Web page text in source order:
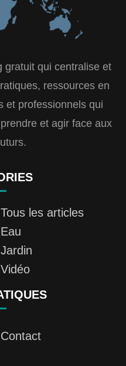
gratuit qui centralise et
ressources en
et professionnels qui
et agir face aux
Tous les articles
Eau
Jardin
Vidéo
Contact